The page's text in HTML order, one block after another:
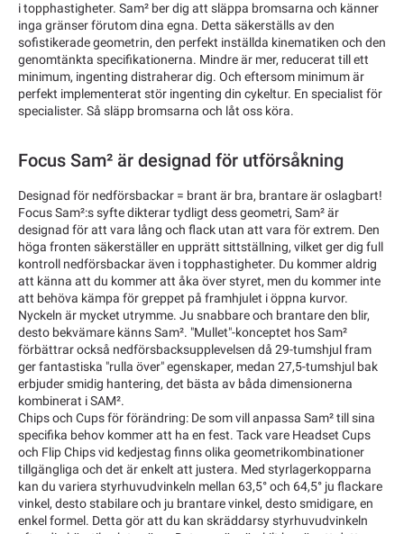
i topphastigheter. Sam² ber dig att släppa bromsarna och känner
inga gränser förutom dina egna. Detta säkerställs av den
sofistikerade geometrin, den perfekt inställda kinematiken och den
genomtänkta specifikationerna. Mindre är mer, reducerat till ett
minimum, ingenting distraherar dig. Och eftersom minimum är
perfekt implementerat stör ingenting din cykeltur. En specialist för
specialister. Så släpp bromsarna och låt oss köra.
Focus Sam² är designad för utförsåkning
Designad för nedförsbackar = brant är bra, brantare är oslagbart!
Focus Sam²:s syfte dikterar tydligt dess geometri, Sam² är
designad för att vara lång och flack utan att vara för extrem. Den
höga fronten säkerställer en upprätt sittställning, vilket ger dig full
kontroll nedförsbackar även i topphastigheter. Du kommer aldrig
att känna att du kommer att åka över styret, men du kommer inte
att behöva kämpa för greppet på framhjulet i öppna kurvor.
Nyckeln är mycket utrymme. Ju snabbare och brantare den blir,
desto bekvämare känns Sam². "Mullet"-konceptet hos Sam²
förbättrar också nedförsbacksupplevelsen då 29-tumshjul fram
ger fantastiska "rulla över" egenskaper, medan 27,5-tumshjul bak
erbjuder smidig hantering, det bästa av båda dimensionerna
kombinerat i SAM².
Chips och Cups för förändring: De som vill anpassa Sam² till sina
specifika behov kommer att ha en fest. Tack vare Headset Cups
och Flip Chips vid kedjestag finns olika geometrikombinationer
tillgängliga och det är enkelt att justera. Med styrlagerkopparna
kan du variera styrhuvudvinkeln mellan 63,5° och 64,5° ju flackare
vinkel, desto stabilare och ju brantare vinkel, desto smidigare, en
enkel formel. Detta gör att du kan skräddarsy styrhuvudvinkeln